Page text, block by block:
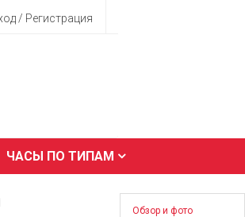
/ Регистрация
ЧАСЫ ПО ТИПАМ
Обзор и фото